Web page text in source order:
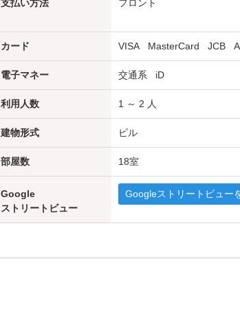
支払い方法 フロント
カード VISA MasterCard JCB
電子マネー 交通系 iD
利用人数 1 ～ 2 人
建物形式 ビル
部屋数 18室
Google
ストリートビュー
Googleストリートビュー